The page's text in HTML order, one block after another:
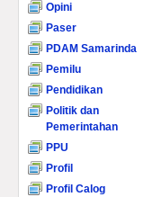
Opini
Paser
PDAM Samarinda
Pemilu
Pendidikan
Politik dan
Pemerintahan
PPU
Profil
Profil Calog